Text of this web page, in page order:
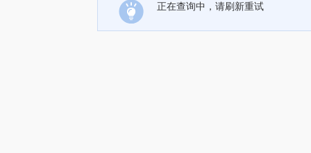
正在查询中，请刷新重试